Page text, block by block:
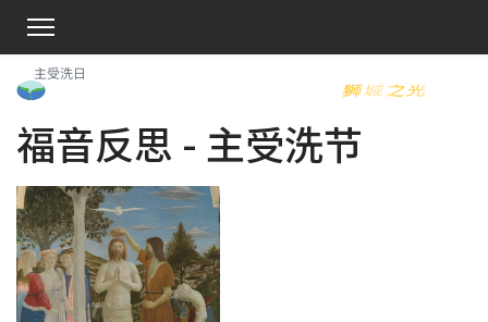
主受洗日
福音反思 - 主受洗节